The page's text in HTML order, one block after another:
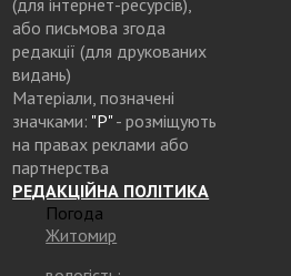
або письмова згода
редакції (для друкованих
видань)
Матеріали, позначені
значками: "Р"- розміщують
на правах реклами або
партнерства
РЕДАКЦІЙНА ПОЛІТИКА
Погода
Житомир